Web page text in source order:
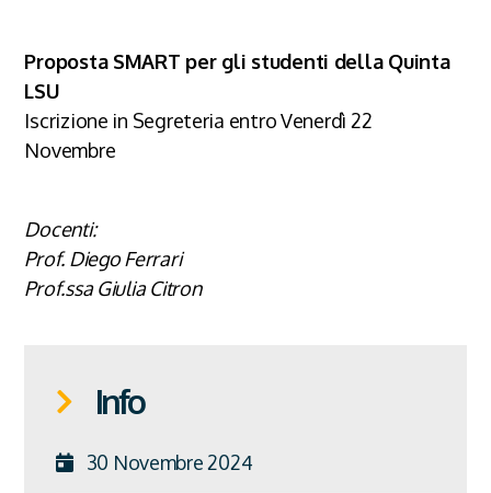
Proposta SMART per gli studenti della Quinta
LSU
Iscrizione in Segreteria entro Venerdì 22
Novembre
Docenti:
Prof. Diego Ferrari
Prof.ssa Giulia Citron
Info
30 Novembre 2024